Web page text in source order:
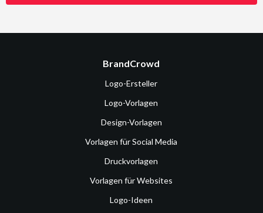
BrandCrowd
Logo-Ersteller
Logo-Vorlagen
Design-Vorlagen
Vorlagen für Social Media
Druckvorlagen
Vorlagen für Websites
Logo-Ideen